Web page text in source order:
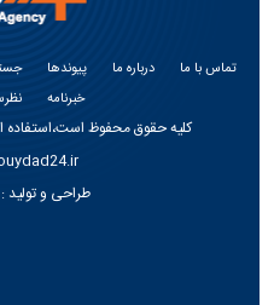
تماس با ما درباره ما پیوندها
خبرنامه
کلیه حقوق محفوظ است،استفاده
طراحی و تولید :